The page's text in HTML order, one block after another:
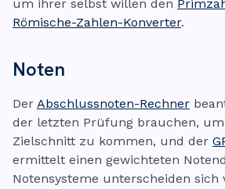
um ihrer selbst willen den
Römische-Zahlen-Konverter.
Noten
Der Abschlussnoten-Rechner
der letzten Prüfung brauchen,
Zielschnitt zu kommen, und der
ermittelt einen gewichteten
Notensysteme unterscheiden sich